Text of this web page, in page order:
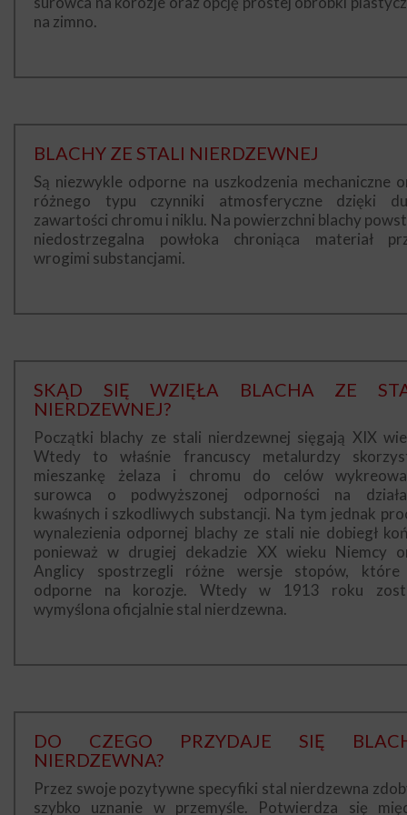
na zimno.
BLACHY ZE STALI NIERDZEWNEJ
Są niezwykle odporne na uszkodzenia mechaniczne
różnego typu czynniki atmosferyczne dzięki
zawartości chromu i niklu. Na powierzchni blachy
niedostrzegalna powłoka chroniąca materiał
wrogimi substancjami.
SKĄD SIĘ WZIĘŁA BLACHA ZE
NIERDZEWNEJ?
Początki blachy ze stali nierdzewnej sięgają XIX
Wtedy to właśnie francuscy metalurdzy
mieszankę żelaza i chromu do celów
surowca o podwyższonej odporności na
kwaśnych i szkodliwych substancji. Na tym jednak
wynalezienia odpornej blachy ze stali nie dobiegł
ponieważ w drugiej dekadzie XX wieku Niemcy
Anglicy spostrzegli różne wersje stopów, które
odporne na korozje. Wtedy w 1913 roku
wymyślona oficjalnie stal nierdzewna.
DO CZEGO PRZYDAJE SIĘ
NIERDZEWNA?
Przez swoje pozytywne specyfiki stal nierdzewna
szybko uznanie w przemyśle. Potwierdza się